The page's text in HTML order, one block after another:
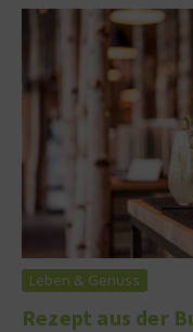
Leben & Genuss
Rezept aus der